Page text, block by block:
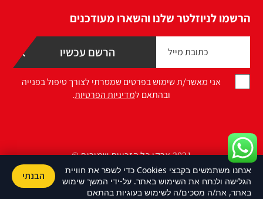
הרשמו לניוזלטר שלנו והשארו מעודכנים
אני מאשר/ת שימוש בפרטים שמסרתי לצורך טיפול בפנייה
ובהתאם למדיניות הפרטיות.
2021 ארקו כל הזכויות שמורות ©
Design by Namelesspace
אנחנו משתמשים בקבצי Cookies כדי לשפר את חוויית
הגלישה ולנתח את השימוש באתר. על-ידי המשך שימוש
באתר, את/ה מסכים/ה לשימוש בעוגיות בהתאם
הבנתי